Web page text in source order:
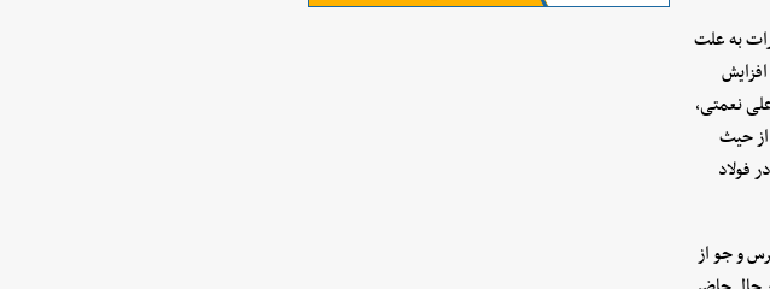
به علت
نعمتی،
از حیث
فولاد
و جو از